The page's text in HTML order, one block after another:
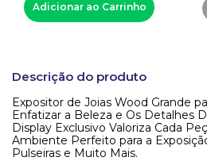
Adicionar ao Carrinho
Descrição do produto
Expositor de Joias Wood Grande
Enfatizar a Beleza e Os Detalhes
Display Exclusivo Valoriza Cada
Ambiente Perfeito para a
Pulseiras e Muito Mais.